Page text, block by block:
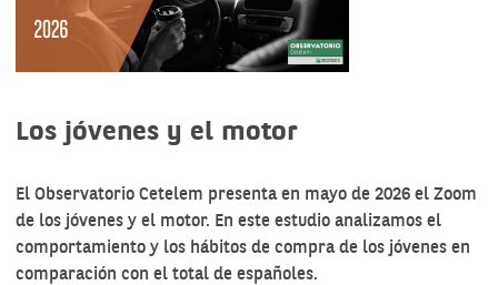
Los jóvenes y el motor
El Observatorio Cetelem presenta en mayo de 2026 el Zoom
de los jóvenes y el motor. En este estudio analizamos el
comportamiento y los hábitos de compra de los jóvenes en
comparación con el total de españoles.